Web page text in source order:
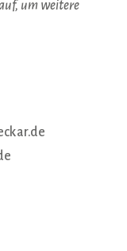
um weitere